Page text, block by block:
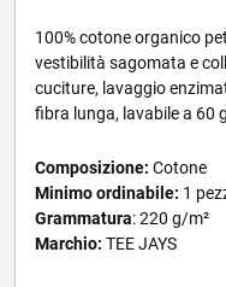
100% cotone organico
vestibilità sagomata e
cuciture, lavaggio
fibra lunga, lavabile a 60
Composizione: Cotone
Minimo ordinabile: 1
Grammatura: 220 g/m²
Marchio: TEE JAYS